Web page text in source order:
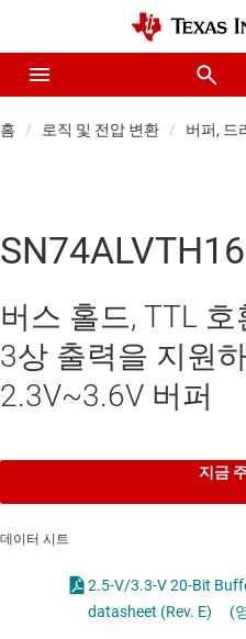
홈 로직 및 전압 변환 버퍼, 드
버스 홀드, TTL 호
3상 출력을 지원
2.3V~3.6V 버퍼
지금
데이터 시트
2.5-V/3.3-V 20-Bit
datasheet (Rev. E)
(